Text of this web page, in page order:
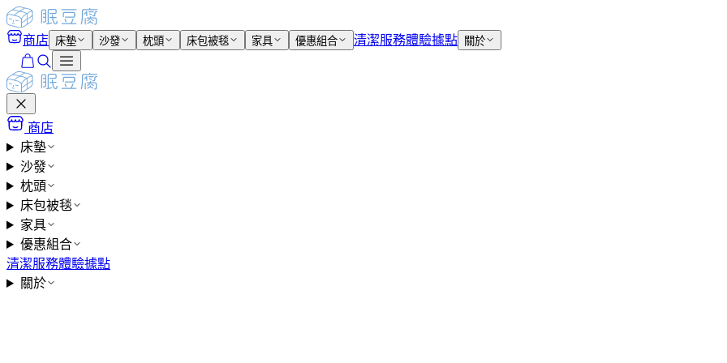
商店 床墊 沙發 枕頭 床包被毯 家具 優惠組合 清潔服務體驗據點 關於
商店
床墊
沙發
枕頭
床包被毯
家具
優惠組合
清潔服務體驗據點
關於